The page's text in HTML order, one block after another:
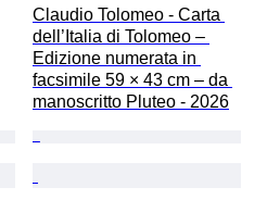
Claudio Tolomeo - Carta
dell’Italia di Tolomeo –
Edizione numerata in
facsimile 59 × 43 cm – da
manoscritto Pluteo - 2026